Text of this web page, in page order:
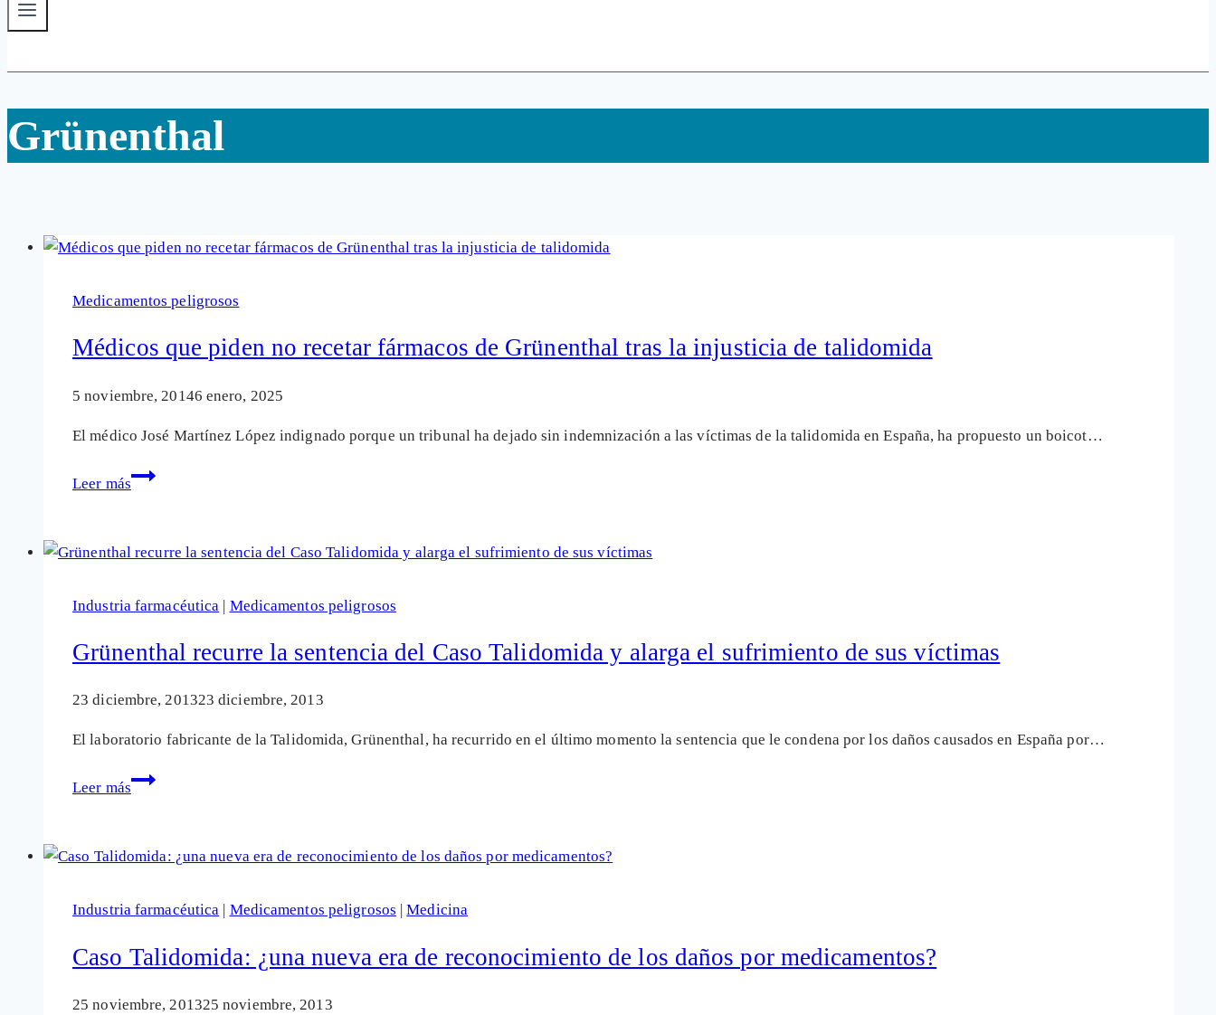
Grünenthal
Medicamentos peligrosos
Médicos que piden no recetar fármacos de Grünenthal tras la injusticia de talidomida
5 noviembre, 20146 enero, 2025
El médico José Martínez López indignado porque un tribunal ha dejado sin indemnización a las víctimas de la talidomida en España, ha propuesto un boicot…
Leer más
Médicos
no
fármacos
Grünenthal
tras
la
de
Industria farmacéutica | Medicamentos peligrosos
Grünenthal recurre la sentencia del Caso Talidomida y alarga el sufrimiento de sus víctimas
23 diciembre, 201323 diciembre, 2013
El laboratorio fabricante de la Talidomida, Grünenthal, ha recurrido en el último momento la sentencia que le condena por los daños causados en España por…
Leer más
Grünenthal
sentencia
Caso
y
alarga
el
Industria farmacéutica Medicamentos peligrosos |Medicina
Caso Talidomida: ¿una nueva era de reconocimiento de los daños por medicamentos?
25 noviembre, 201325 noviembre, 2013